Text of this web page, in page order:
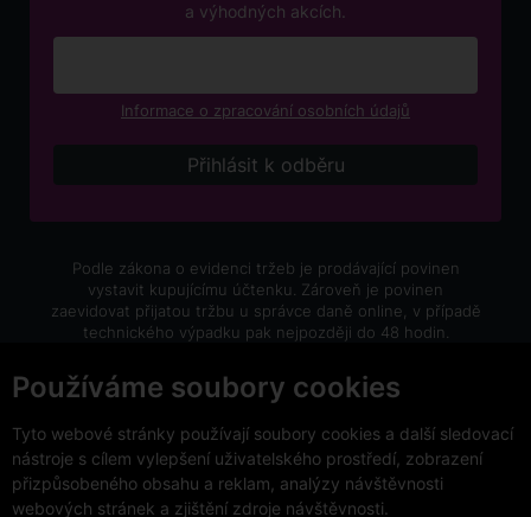
Používáme soubory cookies
Tyto webové stránky používají soubory cookies a další sledovací
nástroje s cílem vylepšení uživatelského prostředí, zobrazení
přizpůsobeného obsahu a reklam, analýzy návštěvnosti
webových stránek a zjištění zdroje návštěvnosti.
a výhodných akcích.
Informace o zpracování osobních údajů
Podle zákona o evidenci tržeb je prodávající povinen
vystavit kupujícímu účtenku. Zároveň je povinen
zaevidovat přijatou tržbu u správce daně online, v případě
technického výpadku pak nejpozději do 48 hodin.
nápojů osobám mladším 18 let.